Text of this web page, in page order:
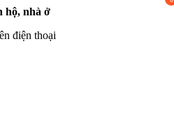
hộ, nhà ở
điện thoại